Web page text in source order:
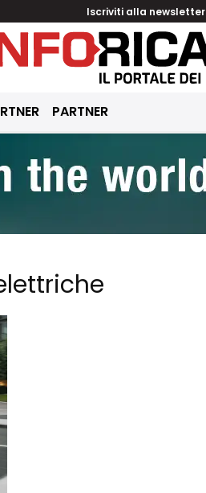
Iscriviti alla newsletter
PARTNER